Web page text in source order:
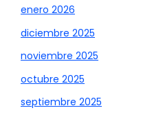
enero 2026
diciembre 2025
noviembre 2025
octubre 2025
septiembre 2025